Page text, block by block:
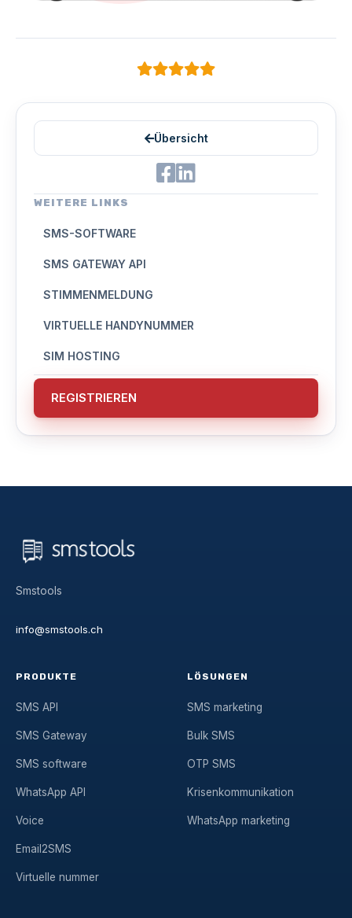
Übersicht
WEITERE LINKS
SMS-SOFTWARE
SMS GATEWAY API
STIMMENMELDUNG
VIRTUELLE HANDYNUMMER
SIM HOSTING
REGISTRIEREN
Smstools
info@smstools.ch
PRODUKTE
SMS API
SMS Gateway
SMS software
WhatsApp API
Voice
Email2SMS
Virtuelle nummer
LÖSUNGEN
SMS marketing
Bulk SMS
OTP SMS
Krisenkommunikation
WhatsApp marketing